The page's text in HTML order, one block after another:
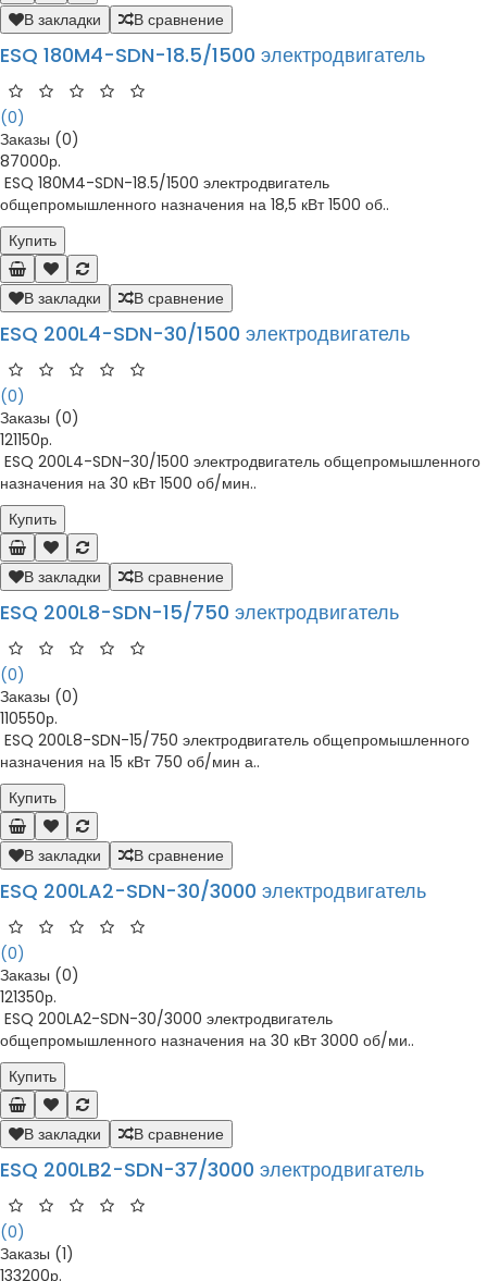
В закладки В сравнение
ESQ 180M4-SDN-18.5/1500 электродвигатель
(0)
Заказы (0)
87000р.
ESQ 180M4-SDN-18.5/1500 электродвигатель
общепромышленного назначения на 18,5 кВт 1500 об..
Купить
В закладки В сравнение
ESQ 200L4-SDN-30/1500 электродвигатель
(0)
Заказы (0)
121150р.
ESQ 200L4-SDN-30/1500 электродвигатель общепромышленного
назначения на 30 кВт 1500 об/мин..
Купить
В закладки В сравнение
ESQ 200L8-SDN-15/750 электродвигатель
(0)
Заказы (0)
110550р.
ESQ 200L8-SDN-15/750 электродвигатель общепромышленного
назначения на 15 кВт 750 об/мин а..
Купить
В закладки В сравнение
ESQ 200LA2-SDN-30/3000 электродвигатель
(0)
Заказы (0)
121350р.
ESQ 200LA2-SDN-30/3000 электродвигатель
общепромышленного назначения на 30 кВт 3000 об/ми..
Купить
В закладки В сравнение
ESQ 200LB2-SDN-37/3000 электродвигатель
(0)
Заказы (1)
133200р.